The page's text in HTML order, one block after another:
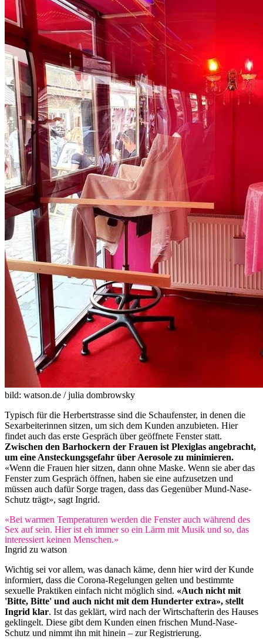
bild: watson.de / julia dombrowsky
Typisch für die Herbertstrasse sind die Schaufenster, in denen die
Sexarbeiterinnen sitzen, um sich dem Kunden anzubieten. Hier
findet auch das erste Gespräch über geöffnete Fenster statt.
Zwischen den Barhockern der Frauen ist Plexiglas angebracht,
um eine Ansteckungsgefahr über Aerosole zu minimieren.
«Wenn die Frauen hier sitzen, dann ohne Maske. Wenn sie aber das
Fenster zum Gespräch öffnen, haben sie eine aufzusetzen und
müssen auch dafür Sorge tragen, dass das Gegenüber Mund-Nase-
Schutz trägt», sagt Ingrid.
«Bei warmen Temperaturen werden die Fenster auch während des
Sex auf sein. Hier ist eh immer so ein Lärm mit Musik und so, das
interessiert keinen Menschen.»
Ingrid zu watson
Wichtig sei vor allem, was danach käme, denn hier wird der Kunde
informiert, dass die Corona-Regelungen gelten und bestimmte
sexuelle Praktiken einfach nicht möglich sind. «Auch nicht mit
'Bitte, Bitte' und auch nicht mit dem Hunderter extra», stellt
Ingrid klar. Ist das geklärt, wird nach der Wirtschafterin des Hauses
geklingelt. Diese gibt dem Kunden einen frischen Mund-Nase-
Schutz und nimmt ihn mit hinein – zur Registrierung.